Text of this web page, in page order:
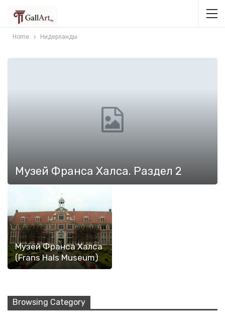
Home Нидерланды
Музей Франса Халса. Раздел 2
Музей Франса Халса
(Frans Hals Museum)
Browsing Category